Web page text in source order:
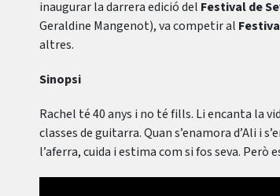
inaugurar la darrera edició del Festival de
Geraldine Mangenot), va competir al
altres.
Sinopsi
Rachel té 40 anys i no té fills. Li encanta la
classes de guitarra. Quan s’enamora d’Ali i
l’aferra, cuida i estima com si fos seva.